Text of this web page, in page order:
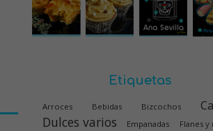
Etiquetas
Arroces Bebidas Bizcochos
Dulces varios Empanadas
Flanes y